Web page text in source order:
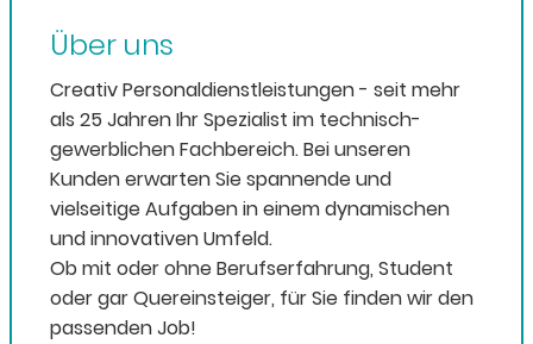
Über uns
Creativ Personaldienstleistungen - seit mehr
als 25 Jahren Ihr Spezialist im technisch-
gewerblichen Fachbereich. Bei unseren
Kunden erwarten Sie spannende und
vielseitige Aufgaben in einem dynamischen
und innovativen Umfeld.
Ob mit oder ohne Berufserfahrung, Student
oder gar Quereinsteiger, für Sie finden wir den
passenden Job!